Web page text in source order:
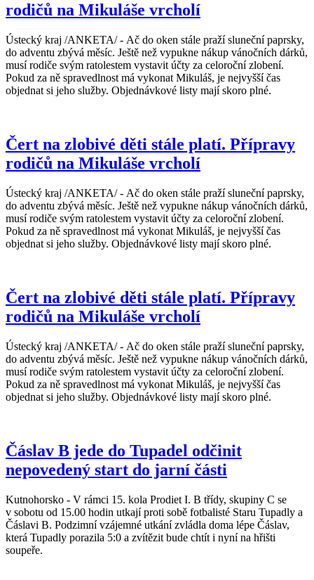
rodičů na Mikuláše vrcholí
Ústecký kraj /ANKETA/ - Ač do oken stále praží sluneční paprsky,
do adventu zbývá měsíc. Ještě než vypukne nákup vánočních dárků,
musí rodiče svým ratolestem vystavit účty za celoroční zlobení.
Pokud za ně spravedlnost má vykonat Mikuláš, je nejvyšší čas
objednat si jeho služby. Objednávkové listy mají skoro plné.
Čert na zlobivé děti stále platí. Přípravy
rodičů na Mikuláše vrcholí
Ústecký kraj /ANKETA/ - Ač do oken stále praží sluneční paprsky,
do adventu zbývá měsíc. Ještě než vypukne nákup vánočních dárků,
musí rodiče svým ratolestem vystavit účty za celoroční zlobení.
Pokud za ně spravedlnost má vykonat Mikuláš, je nejvyšší čas
objednat si jeho služby. Objednávkové listy mají skoro plné.
Čert na zlobivé děti stále platí. Přípravy
rodičů na Mikuláše vrcholí
Ústecký kraj /ANKETA/ - Ač do oken stále praží sluneční paprsky,
do adventu zbývá měsíc. Ještě než vypukne nákup vánočních dárků,
musí rodiče svým ratolestem vystavit účty za celoroční zlobení.
Pokud za ně spravedlnost má vykonat Mikuláš, je nejvyšší čas
objednat si jeho služby. Objednávkové listy mají skoro plné.
Čáslav B jede do Tupadel odčinit
nepovedený start do jarní části
Kutnohorsko - V rámci 15. kola Prodiet I. B třídy, skupiny C se
v sobotu od 15.00 hodin utkají proti sobě fotbalisté Staru Tupadly a
Čáslavi B. Podzimní vzájemné utkání zvládla doma lépe Čáslav,
která Tupadly porazila 5:0 a zvítězit bude chtít i nyní na hřišti
soupeře.